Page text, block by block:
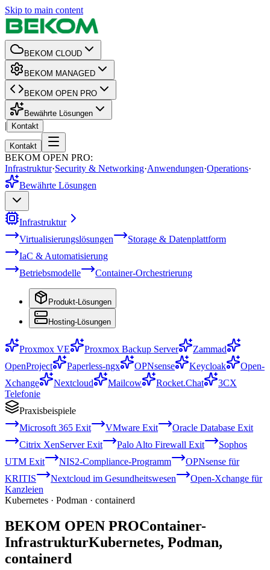
Skip to main content
BEKOM CLOUD
BEKOM MANAGED
BEKOM OPEN PRO
Bewährte Lösungen
| Kontakt
Kontakt
BEKOM OPEN PRO:
Infrastruktur·Security & Networking·Anwendungen·Operations·
Bewährte Lösungen
Infrastruktur
Virtualisierungslösungen
Storage & Datenplattform
IaC & Automatisierung
Betriebsmodelle
Container-Orchestrierung
Produkt-Lösungen
Hosting-Lösungen
Proxmox VE Proxmox Backup Server
Zammad
OpenProject
Paperless-ngx OPNsense Keycloak
Open-
Xchange
Nextcloud Mailcow Rocket.Chat
3CX
Telefonie
Praxisbeispiele
Microsoft 365 Exit
VMware Exit
Oracle Database Exit
Citrix XenServer Exit
Palo Alto Firewall Exit
Sophos
UTM Exit
NIS2-Compliance-Programm
OPNsense für
KRITIS
Nextcloud im Gesundheitswesen
Open-Xchange für
Kanzleien
Kubernetes · Podman · containerd
BEKOM OPEN PROContainer-
InfrastrukturKubernetes, Podman,
containerd